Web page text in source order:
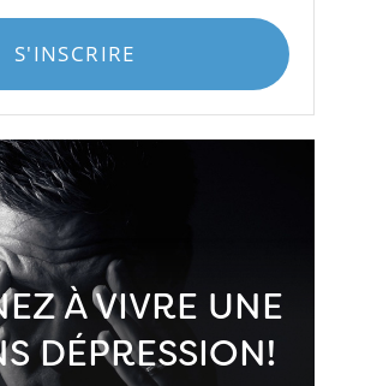
S'INSCRIRE
À VIVRE UNE
DÉPRESSION!